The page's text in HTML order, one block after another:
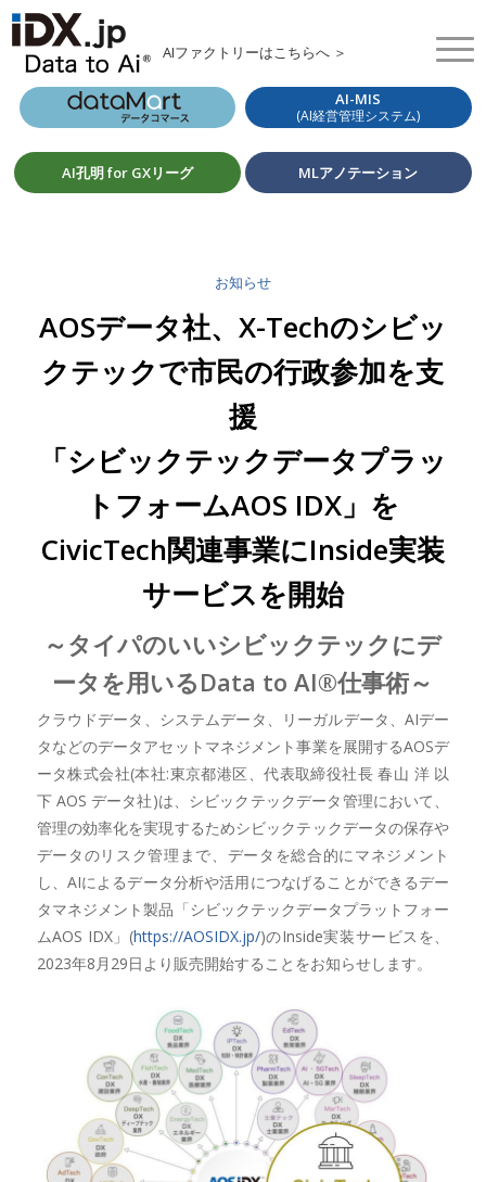
AIファクトリーはこちらへ ＞
AI-MIS
(AI経営管理システム)
AI孔明 for GXリーグ MLアノテーション
お知らせ
AOSデータ社、X-Techのシビッ
クテックで市民の行政参加を支
援
「シビックテックデータプラッ
トフォームAOS IDX」を
CivicTech関連事業にInside実装
サービスを開始
～タイパのいいシビックテックにデ
ータを用いるData to AI®仕事術～
クラウドデータ、システムデータ、リーガルデータ、AIデー
タなどのデータアセットマネジメント事業を展開するAOSデ
ータ株式会社(本社:東京都港区、代表取締役社長 春山 洋 以
下 AOS データ社)は、シビックテックデータ管理において、
管理の効率化を実現するためシビックテックデータの保存や
データのリスク管理まで、データを総合的にマネジメント
し、AIによるデータ分析や活用につなげることができるデー
タマネジメント製品「シビックテックデータプラットフォー
ムAOS IDX」(https://AOSIDX.jp/)のInside実装サービスを、
2023年8月29日より販売開始することをお知らせします。